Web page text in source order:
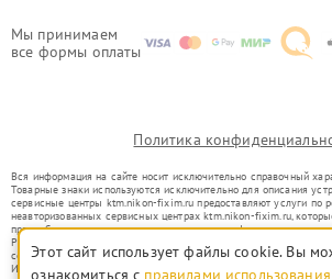
Мы принимаем
все формы оплаты
Политика
Вся информация на сайте носит исключительно справочный
Товарные знаки используются исключительно для описания
сервисные центры ktm.nikon-fixim.ru предоставляют услуги по
неавторизованных сервисных центрах ktm.nikon-fixim.ru,
правообладателями товарных знаков или их официальными
Ремонт осуществляется для устройств, уже введенных в
со статьей 1487 ГК РФ.
Использование товарных знаков не преследует цели
Этот сайт использует файлы cookie. Вы
ознакомиться с правилами использования